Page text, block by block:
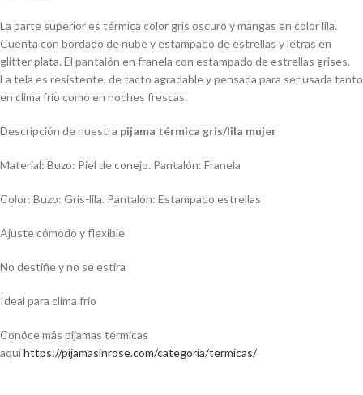
La parte superior es térmica color gris oscuro y mangas en color lila.
Cuenta con bordado de nube y estampado de estrellas y letras en
glitter plata. El pantalón en franela con estampado de estrellas grises.
La tela es resistente, de tacto agradable y pensada para ser usada tanto
en clima frío como en noches frescas.
Descripción de nuestra pijama térmica gris/lila mujer
Material: Buzo: Piel de conejo. Pantalón: Franela
Color: Buzo: Gris-lila. Pantalón: Estampado estrellas
Ajuste cómodo y flexible
No destiñe y no se estira
Ideal para clima frío
Conóce más pijamas térmicas
aquíhttps://pijamasinrose.com/categoria/termicas/